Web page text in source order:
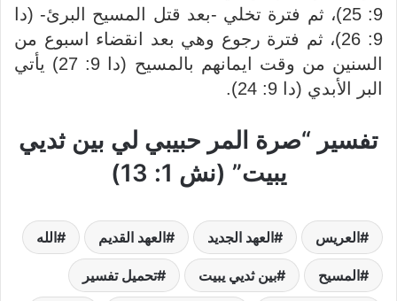
9: 25)، ثم فترة تخلي -بعد قتل المسيح البرئ- (دا
9: 26)، ثم فترة رجوع وهي بعد انقضاء اسبوع من
السنين من وقت ايمانهم بالمسيح (دا 9: 27) يأتي
البر الأبدي (دا 9: 24).
تفسير “صرة المر حبيبي لي بين ثديي
يبيت” (نش 1: 13)
العريس العهد الجديد العهد القديم الله
المسيح بين ثديي يبيت تحميل تفسير